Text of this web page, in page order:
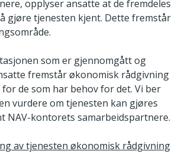
opplyser ansatte at de fremdeles
gjøre tjenesten kjent. Dette fremstår
som er gjennomgått og
fremstår økonomisk rådgivning
de som har behov for det. Vi ber
vurdere om tjenesten kan gjøres
NAV-kontorets samarbeidspartnere.
av tjenesten økonomisk rådgivning